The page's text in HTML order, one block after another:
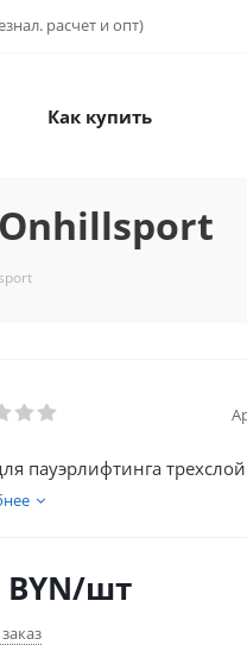
расчет и опт)
Как купить
пауэрлифтинга
BYN/шт